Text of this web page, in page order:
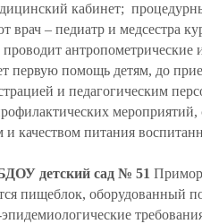
кабинет;
врач – педиатр и медсестра
антропометрические
первую помощь детям, до
и педагогическим
качеством питания
детский сад № 51
пищеблок, оборудованный